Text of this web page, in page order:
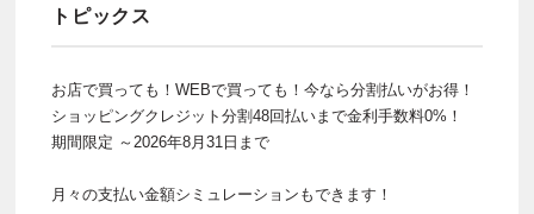
トピックス
お店で買っても！WEBで買っても！今なら分割払いがお得！
ショッピングクレジット分割48回払いまで金利手数料0%！
期間限定 ～2026年8月31日まで
月々の支払い金額シミュレーションもできます！